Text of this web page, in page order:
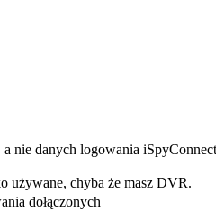
nie danych logowania
używane, chyba że masz DVR.
dołączonych